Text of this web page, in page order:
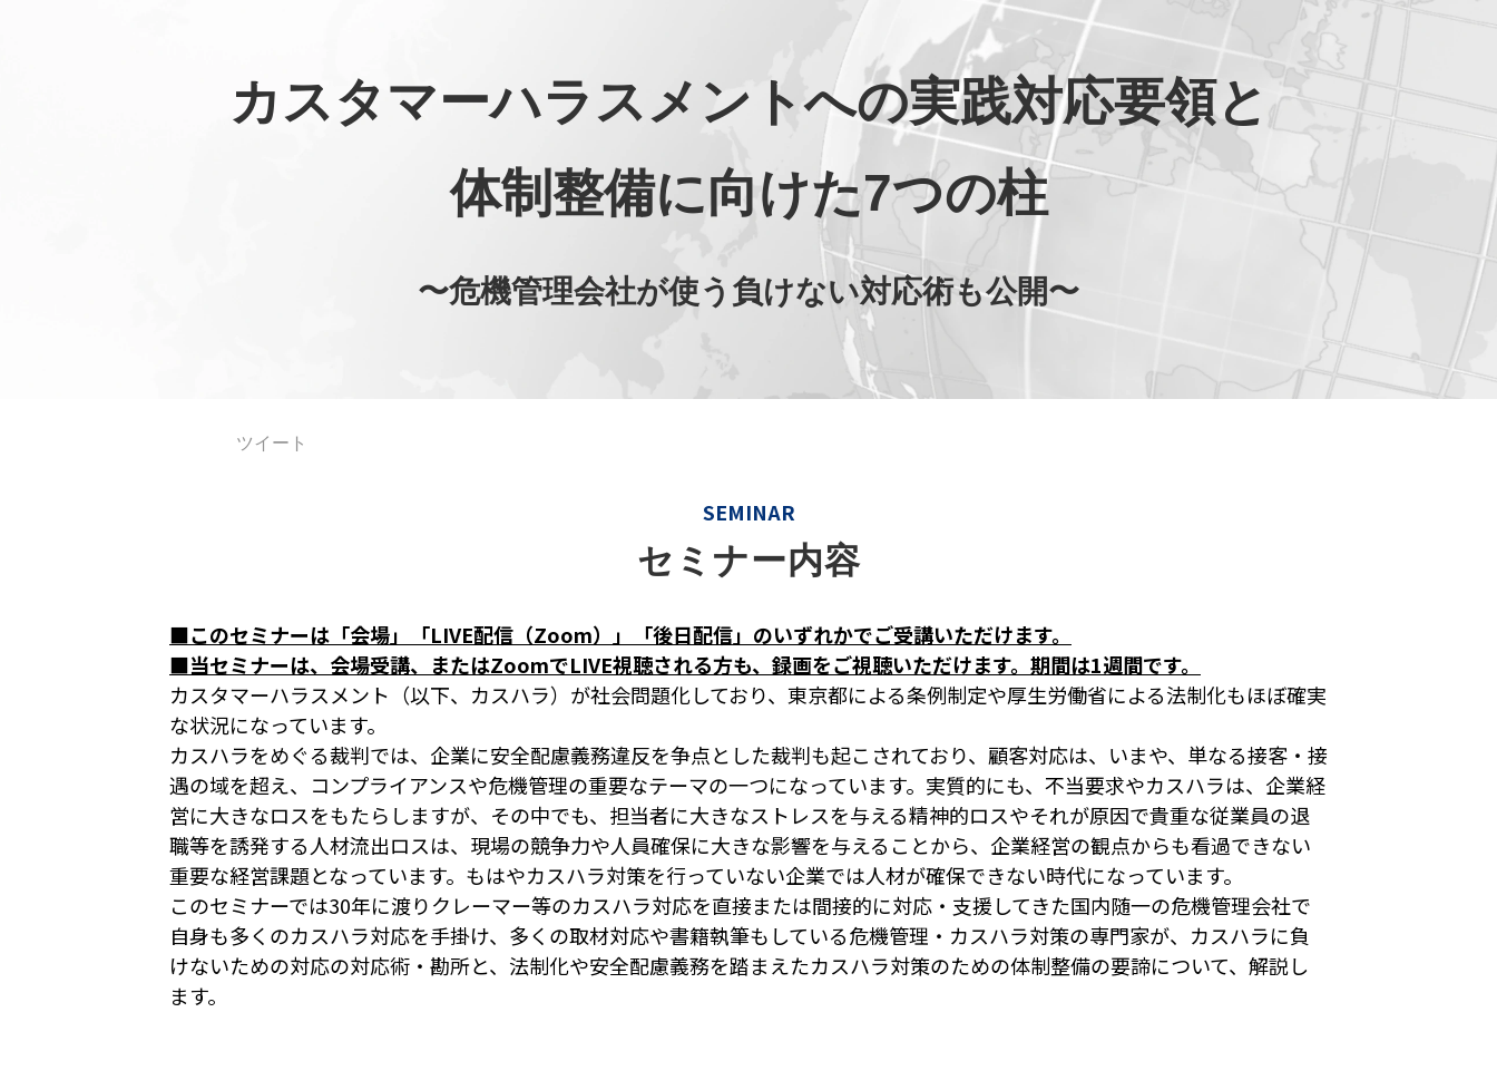
カスタマーハラスメントへの実践対応要領と
体制整備に向けた7つの柱
〜危機管理会社が使う負けない対応術も公開〜
ツイート
SEMINAR
セミナー内容
■このセミナーは「会場」「LIVE配信（Zoom）」「後日配信」のいずれかでご受講いただけます。
■当セミナーは、会場受講、またはZoomでLIVE視聴される方も、録画をご視聴いただけます。期間は1週間です。
カスタマーハラスメント（以下、カスハラ）が社会問題化しており、東京都による条例制定や厚生労働省による法制化もほぼ確実
な状況になっています。
カスハラをめぐる裁判では、企業に安全配慮義務違反を争点とした裁判も起こされており、顧客対応は、いまや、単なる接客・接
遇の域を超え、コンプライアンスや危機管理の重要なテーマの一つになっています。実質的にも、不当要求やカスハラは、企業経
営に大きなロスをもたらしますが、その中でも、担当者に大きなストレスを与える精神的ロスやそれが原因で貴重な従業員の退
職等を誘発する人材流出ロスは、現場の競争力や人員確保に大きな影響を与えることから、企業経営の観点からも看過できない
重要な経営課題となっています。もはやカスハラ対策を行っていない企業では人材が確保できない時代になっています。
このセミナーでは30年に渡りクレーマー等のカスハラ対応を直接または間接的に対応・支援してきた国内随一の危機管理会社で
自身も多くのカスハラ対応を手掛け、多くの取材対応や書籍執筆もしている危機管理・カスハラ対策の専門家が、カスハラに負
けないための対応の対応術・勘所と、法制化や安全配慮義務を踏まえたカスハラ対策のための体制整備の要諦について、解説し
ます。